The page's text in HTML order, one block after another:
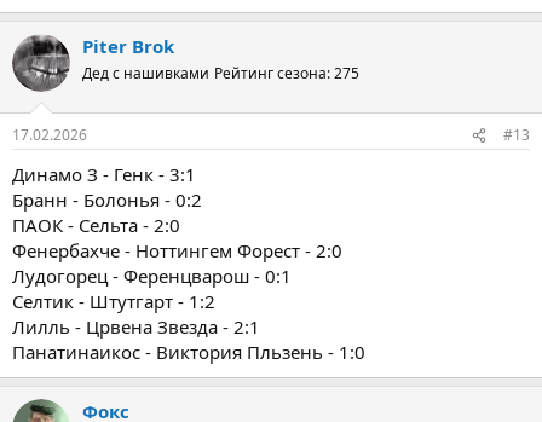
Piter Brok
Дед с нашивками Рейтинг сезона: 275
17.02.2026 #13
Динамо З - Генк - 3:1
Бранн - Болонья - 0:2
ПАОК - Сельта - 2:0
Фенербахче - Ноттингем Форест - 2:0
Лудогорец - Ференцварош - 0:1
Селтик - Штутгарт - 1:2
Лилль - Црвена Звезда - 2:1
Панатинаикос - Виктория Пльзень - 1:0
Фокс